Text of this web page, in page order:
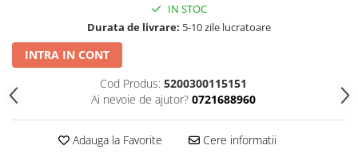
IN STOC
Durata de livrare: 5-10 zile lucratoare
INTRA IN CONT
Cod Produs: 5200300115151
Ai nevoie de ajutor? 0721688960
Adauga la Favorite Cere informatii